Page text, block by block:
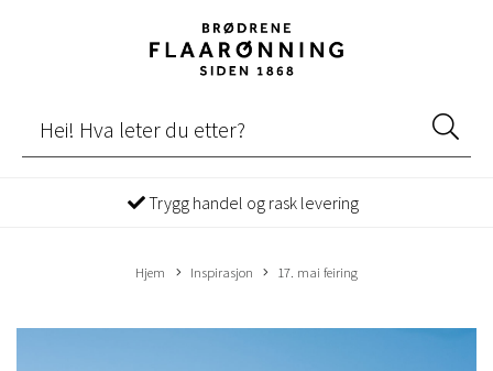
Trygg handel og rask levering
Hjem Inspirasjon 17. mai feiring